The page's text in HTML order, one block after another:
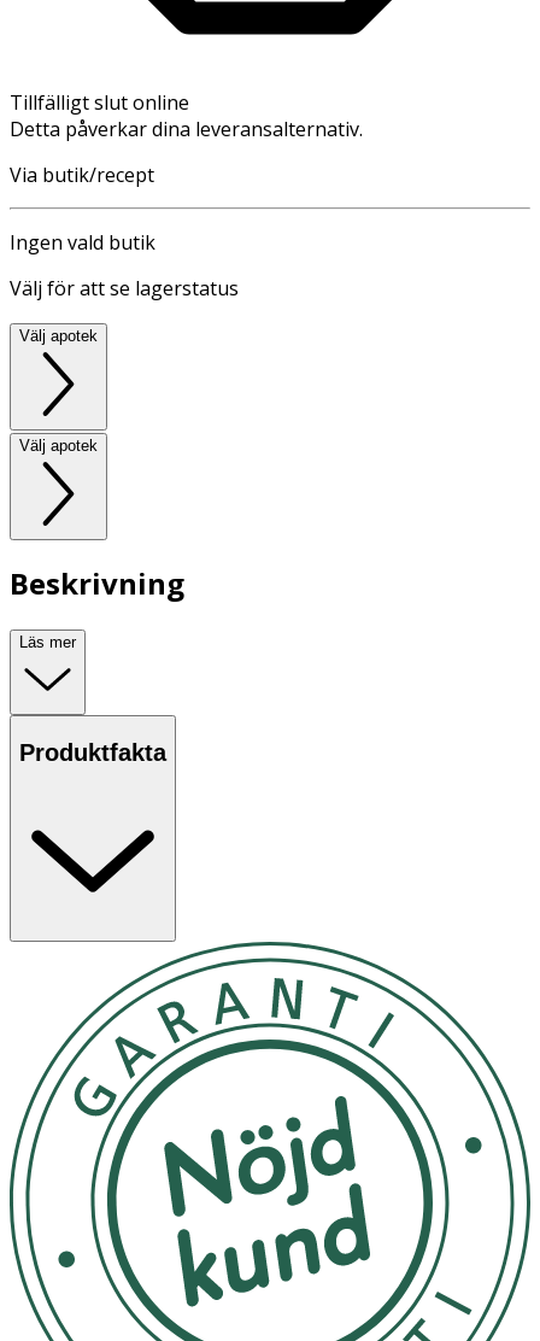
Tillfälligt slut online
Detta påverkar dina leveransalternativ.
Via butik/recept
Ingen vald butik
Välj för att se lagerstatus
Välj apotek
Välj apotek
Beskrivning
Läs mer
Produktfakta